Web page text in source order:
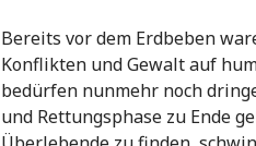
Bereits vor dem Erdbeben
Konflikten und Gewalt auf
bedürfen nunmehr noch
und Rettungsphase zu Ende